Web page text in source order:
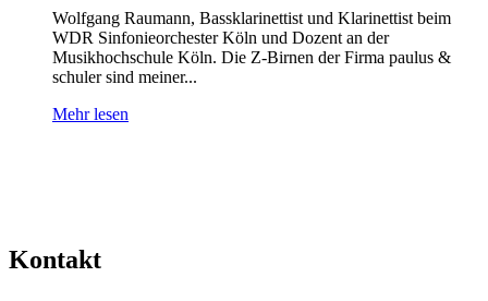
Wolfgang Raumann, Bassklarinettist und Klarinettist beim
WDR Sinfonieorchester Köln und Dozent an der
Musikhochschule Köln. Die Z-Birnen der Firma paulus &
schuler sind meiner...
Mehr lesen
Kontakt